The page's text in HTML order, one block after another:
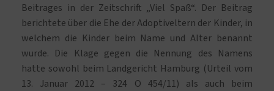
Beitrages in der Zeitschrift „Viel Spaß“. Der Beitrag
berichtete über die Ehe der Adoptiveltern der Kinder, in
welchem die Kinder beim Name und Alter benannt
wurde. Die Klage gegen die Nennung des Namens
hatte sowohl beim Landgericht Hamburg (Urteil vom
13. Januar 2012 – 324 O 454/11) als auch beim